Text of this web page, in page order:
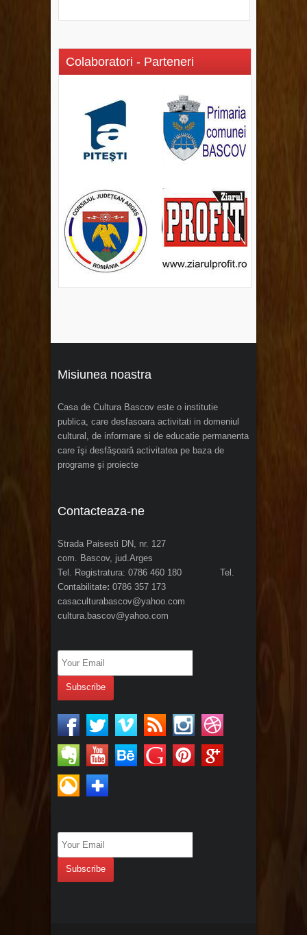
Colaboratori - Parteneri
Misiunea noastra
Casa de Cultura Bascov este o institutie
publica, care desfasoara activitati in domeniul
cultural, de informare si de educatie permanenta
care îşi desfăşoară activitatea pe baza de
programe şi proiecte
Contacteaza-ne
Strada Paisesti DN, nr. 127
com. Bascov, jud.Arges
Tel. Registratura: 0786 460 180 Tel.
Contabilitate: 0786 357 173
casaculturabascov@yahoo.com
cultura.bascov@yahoo.com